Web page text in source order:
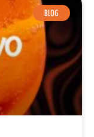
BLOG